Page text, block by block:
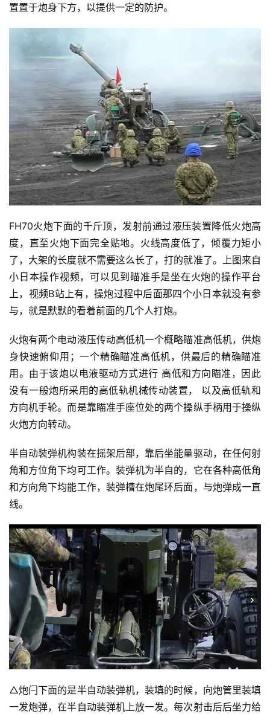
置置于炮身下方，以提供一定的防护。
FH70火炮下面的千斤顶，发射前通过液压装置降低火炮高
度，直至火炮下面完全贴地。火线高度低了，倾覆力矩小
了，大架的长度就不需要这么长了，打的就准了。上图来自
小日本操作视频，可以见到瞄准手是坐在火炮的操作平台
上，视频B站上有，操炮过程中后面那四个小日本就没有参
与，就是默默的看着前面的几个人打炮。
火炮有两个电动液压传动高低机一个概略瞄准高低机，供炮
身快速俯仰用；一个精确瞄准高低机，供最后的精确瞄准
用。由于该炮以电液驱动方式进行 高低和方向瞄准，因此
没有一般炮所采用的高低轨机械传动装置， 以及高低轨和
方向机手轮。而是靠瞄准手座位处的两个操纵手柄用于操纵
火炮方向转动。
半自动装弹机构装在摇架后部，靠后坐能量驱动，在任何射
角和方位角下均可工作。装弹机为半自的，它在各种高低角
和方向角下均能工作，装弹槽在炮尾环后面，与炮弹成一直
线。
△炮闩下面的是半自动装弹机，装填的时候，向炮管里装填
一发炮弹，在半自动装弹机上放一发。每次射击后后坐力给